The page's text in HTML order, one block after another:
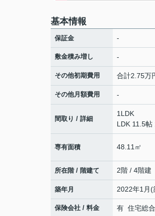
基本情報
保証金 -
敷金積み増し -
その他初期費用 合計2.75万
その他月額費用 -
間取り / 詳細
1LDK
LDK 11.5帖
専有面積 48.11㎡
所在階 / 階建て 2階 / 4階建
築年月 2022年1月(
保険会社 / 料金 有 住宅総